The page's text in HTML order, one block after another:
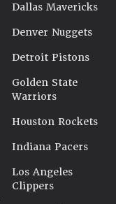
Dallas Mavericks
Denver Nuggets
Detroit Pistons
Golden State
Warriors
Houston Rockets
Indiana Pacers
Los Angeles
Clippers